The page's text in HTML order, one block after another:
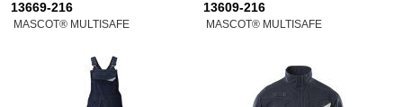
13669-216
MASCOT® MULTISAFE
13609-216
MASCOT® MULTISAFE